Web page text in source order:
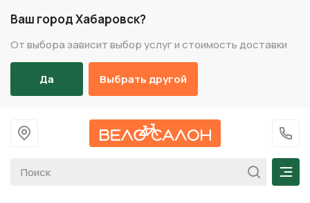
Ваш город Хабаровск?
От выбора зависит выбор услуг и стоимость доставки
Да Выбрать другой
На главную
+7